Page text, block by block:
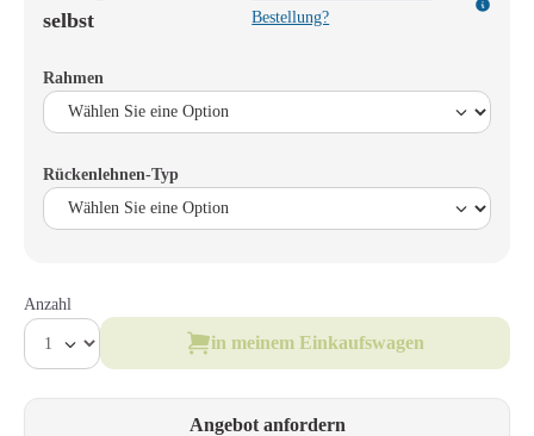
selbst
Bestellung?
Rahmen
Rückenlehnen-Typ
Anzahl
in meinem Einkaufswagen
Angebot anfordern